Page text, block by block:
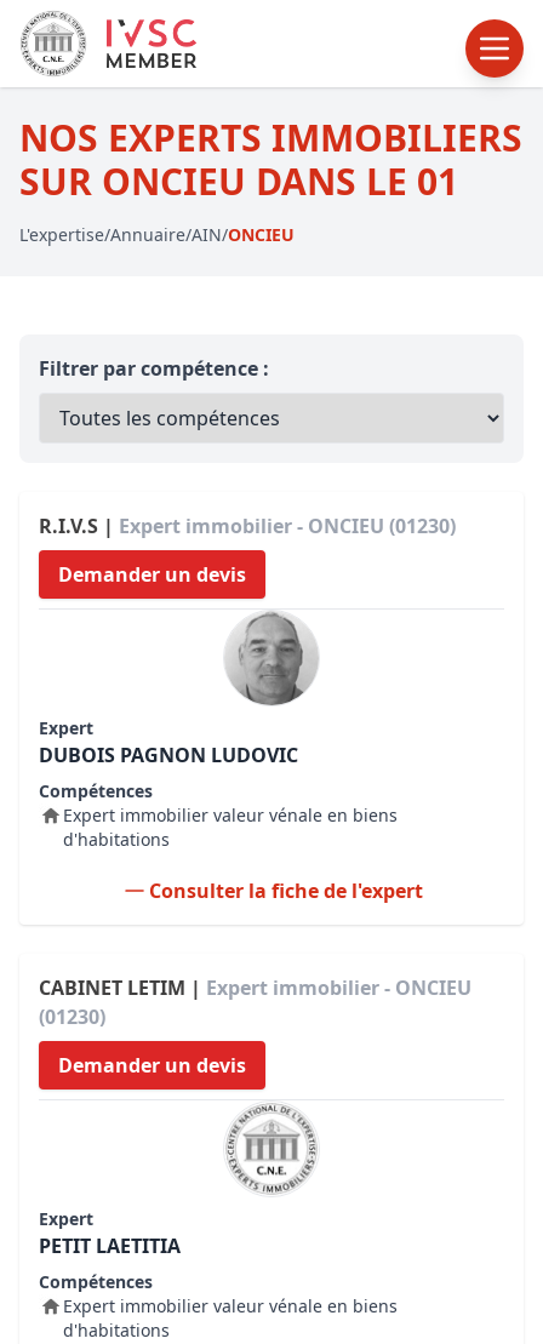
NOS EXPERTS IMMOBILIERS
SUR ONCIEU DANS LE 01
L'expertise/Annuaire/AIN/ONCIEU
Filtrer par compétence :
R.I.V.S | Expert immobilier - ONCIEU (01230)
Demander un devis
Expert
DUBOIS PAGNON LUDOVIC
Compétences
Expert immobilier valeur vénale en biens
d'habitations
Consulter la fiche de l'expert
CABINET LETIM | Expert immobilier - ONCIEU
(01230)
Demander un devis
Expert
PETIT LAETITIA
Compétences
Expert immobilier valeur vénale en biens
d'habitations